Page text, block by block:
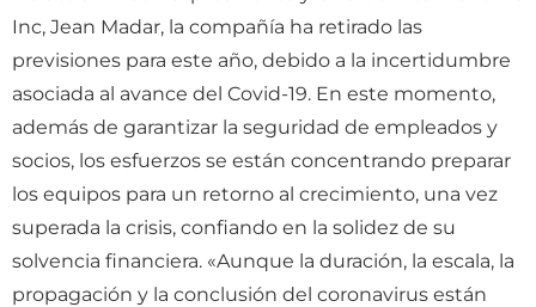
Inc, Jean Madar, la compañía ha retirado las
previsiones para este año, debido a la incertidumbre
asociada al avance del Covid-19. En este momento,
además de garantizar la seguridad de empleados y
socios, los esfuerzos se están concentrando preparar
los equipos para un retorno al crecimiento, una vez
superada la crisis, confiando en la solidez de su
solvencia financiera. «Aunque la duración, la escala, la
propagación y la conclusión del coronavirus están